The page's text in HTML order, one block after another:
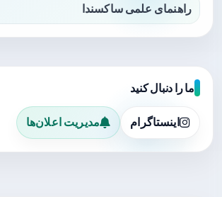
راهنمای علمی ساکسندا
ما را دنبال کنید
اینستاگرام مدیریت اعلان‌ها